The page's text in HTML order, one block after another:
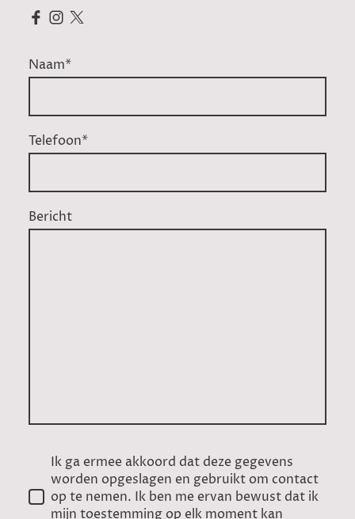
Naam*
Telefoon*
Bericht
Ik ga ermee akkoord dat deze gegevens
worden opgeslagen en gebruikt om contact
op te nemen. Ik ben me ervan bewust dat ik
mijn toestemming op elk moment kan